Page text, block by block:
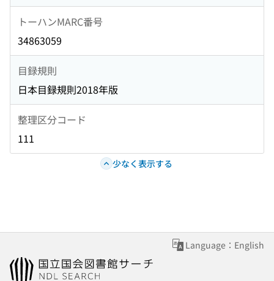
トーハンMARC番号
34863059
目録規則
日本目録規則2018年版
整理区分コード
111
少なく表示する
Language：English